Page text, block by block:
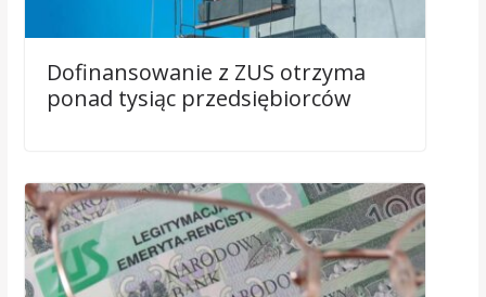
Dofinansowanie z ZUS otrzyma
ponad tysiąc przedsiębiorców